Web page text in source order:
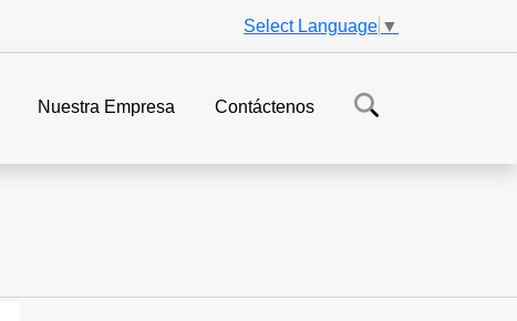
Select Language ▼
Nuestra Empresa Contáctenos